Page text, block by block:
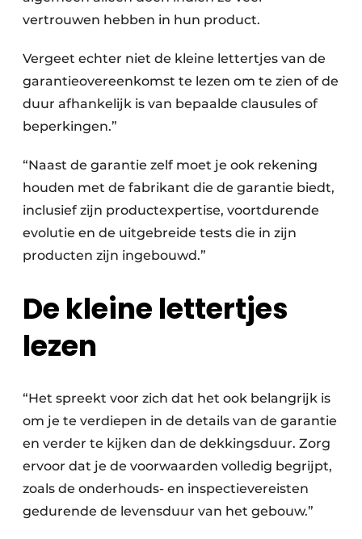
vertrouwen hebben in hun product.
Vergeet echter niet de kleine lettertjes van de
garantieovereenkomst te lezen om te zien of de
duur afhankelijk is van bepaalde clausules of
beperkingen.”
“Naast de garantie zelf moet je ook rekening
houden met de fabrikant die de garantie biedt,
inclusief zijn productexpertise, voortdurende
evolutie en de uitgebreide tests die in zijn
producten zijn ingebouwd.”
De kleine lettertjes
lezen
“Het spreekt voor zich dat het ook belangrijk is
om je te verdiepen in de details van de garantie
en verder te kijken dan de dekkingsduur. Zorg
ervoor dat je de voorwaarden volledig begrijpt,
zoals de onderhouds- en inspectievereisten
gedurende de levensduur van het gebouw.”